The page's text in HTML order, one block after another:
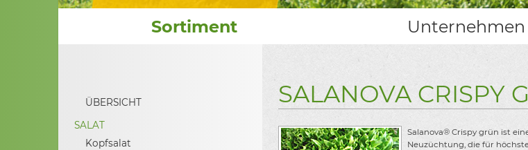
Sortiment Unternehmen
ÜBERSICHT
SALAT
Kopfsalat
SALANOVA CRISPY
Salanova® Crispy grün ist
Neuzüchtung, die für